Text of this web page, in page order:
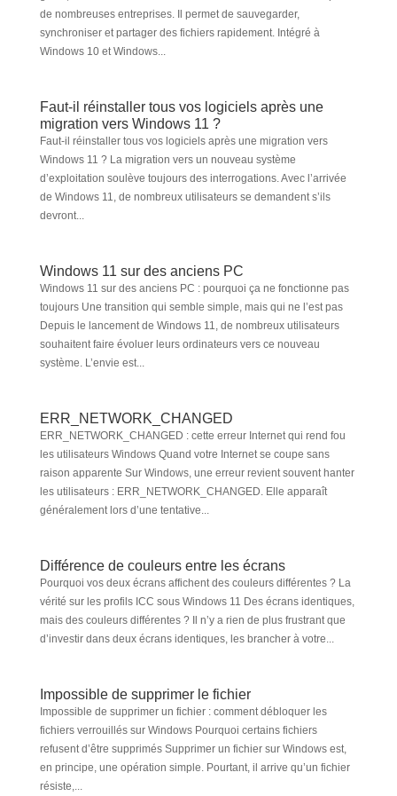
de nombreuses entreprises. Il permet de sauvegarder,
synchroniser et partager des fichiers rapidement. Intégré à
Windows 10 et Windows...
Faut-il réinstaller tous vos logiciels après une
migration vers Windows 11 ?
Faut-il réinstaller tous vos logiciels après une migration vers
Windows 11 ? La migration vers un nouveau système
d’exploitation soulève toujours des interrogations. Avec l’arrivée
de Windows 11, de nombreux utilisateurs se demandent s’ils
devront...
Windows 11 sur des anciens PC
Windows 11 sur des anciens PC : pourquoi ça ne fonctionne pas
toujours Une transition qui semble simple, mais qui ne l’est pas
Depuis le lancement de Windows 11, de nombreux utilisateurs
souhaitent faire évoluer leurs ordinateurs vers ce nouveau
système. L’envie est...
ERR_NETWORK_CHANGED
ERR_NETWORK_CHANGED : cette erreur Internet qui rend fou
les utilisateurs Windows Quand votre Internet se coupe sans
raison apparente Sur Windows, une erreur revient souvent hanter
les utilisateurs : ERR_NETWORK_CHANGED. Elle apparaît
généralement lors d’une tentative...
Différence de couleurs entre les écrans
Pourquoi vos deux écrans affichent des couleurs différentes ? La
vérité sur les profils ICC sous Windows 11 Des écrans identiques,
mais des couleurs différentes ? Il n’y a rien de plus frustrant que
d’investir dans deux écrans identiques, les brancher à votre...
Impossible de supprimer le fichier
Impossible de supprimer un fichier : comment débloquer les
fichiers verrouillés sur Windows Pourquoi certains fichiers
refusent d’être supprimés Supprimer un fichier sur Windows est,
en principe, une opération simple. Pourtant, il arrive qu’un fichier
résiste,...